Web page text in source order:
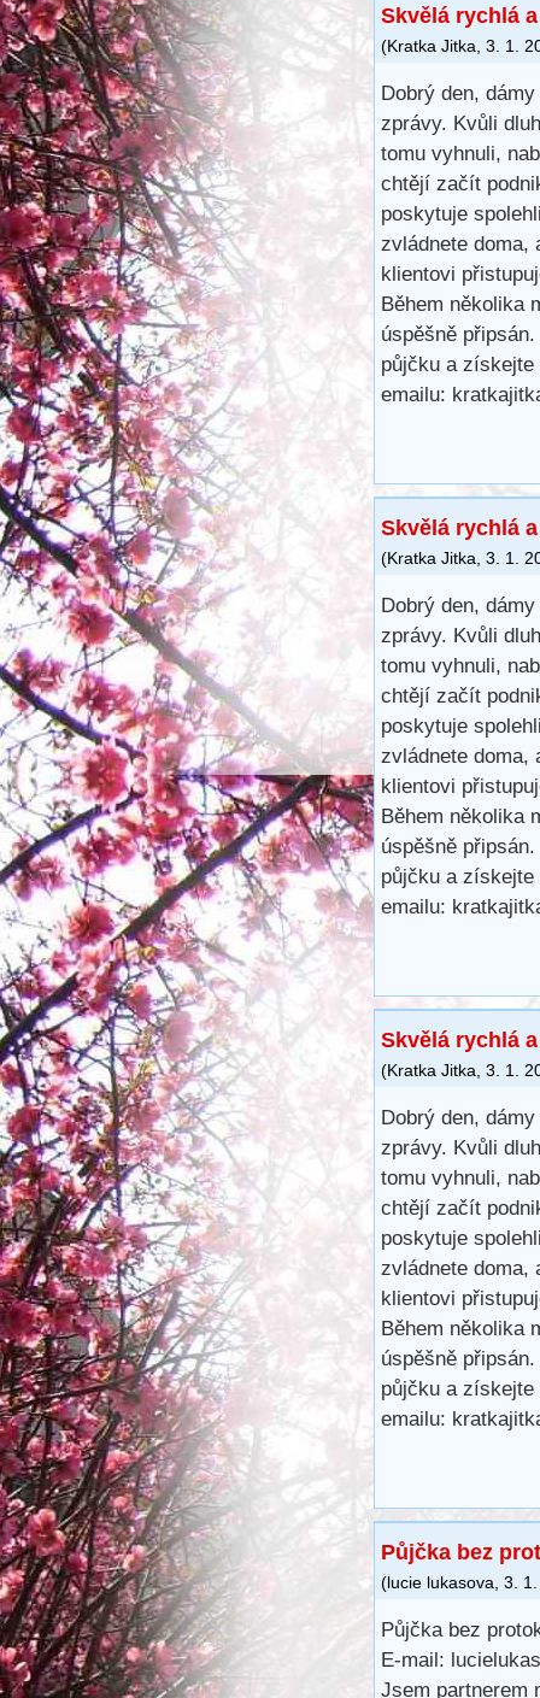
Skvělá rychlá
(Kratka Jitka 3. 1.
Dobrý den,
zprávy. Kvůli
tomu vyhnuli,
chtějí začít
poskytuje
zvládnete doma,
klientovi
Během několika
úspěšně
půjčku a získejte
emailu:
Skvělá rychlá
(Kratka Jitka, 3. 1.
Dobrý den,
zprávy. Kvůli
tomu vyhnuli,
chtějí začít
poskytuje
zvládnete doma,
klientovi
Během několika
úspěšně
půjčku a získejte
emailu:
Skvělá rychlá
(Kratka Jitka, 3. 1.
Dobrý den,
zprávy. Kvůli
tomu vyhnuli,
chtějí začít
poskytuje
zvládnete doma,
klientovi
Během několika
úspěšně
půjčku a získejte
emailu:
Půjčka bez
(lucie lukasova, 3.
Půjčka bez
E-mail:
Jsem partnerem